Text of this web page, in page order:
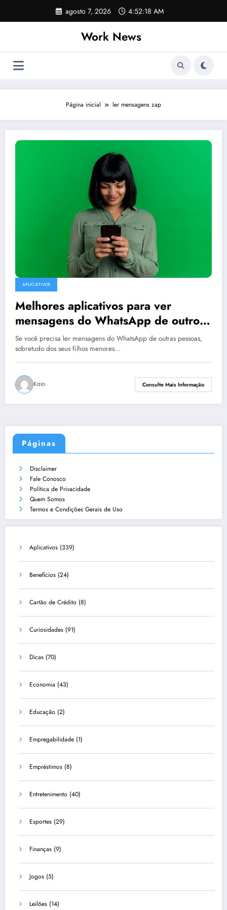
o
agosto 7, 2026 4:52:18 AM
Work News
Página inicial ler mensagens zap
APLICATIVOS
Melhores aplicativos para ver
mensagens do WhatsApp de outro
celular
Se você precisa ler mensagens do WhatsApp de outras pessoas,
sobretudo dos seus filhos menores…
Kaio Consulte Mais Informação
Páginas
Disclaimer
Fale Conosco
Política de Privacidade
Quem Somos
Termos e Condições Gerais de Uso
Aplicativos (339)
Benefícios (24)
Cartão de Crédito (8)
Curiosidades (91)
Dicas (70)
Economia (43)
Educação (2)
Empregabilidade (1)
Empréstimos (8)
Entretenimento (40)
Esportes (29)
Finanças (9)
Jogos (5)
Leilões (14)